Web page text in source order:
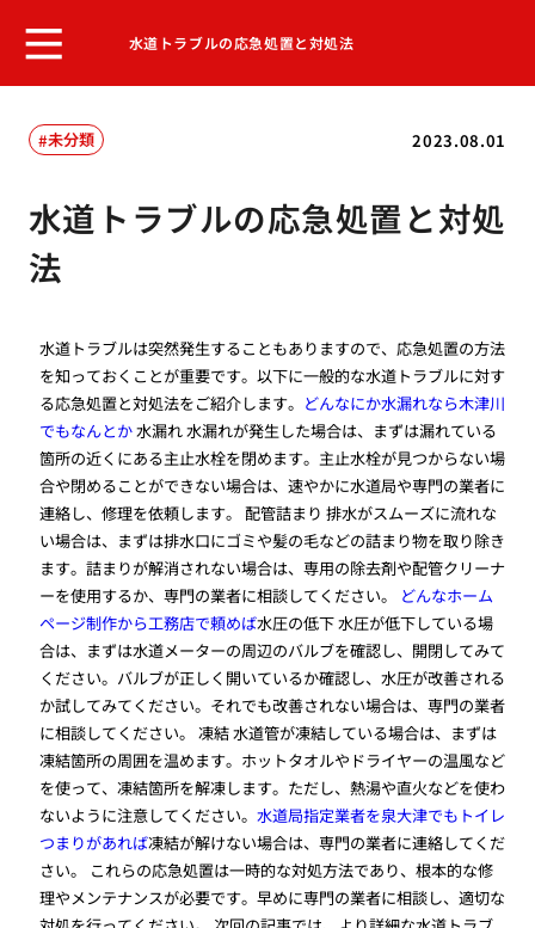
水道トラブルの応急処置と対処法
2023.08.01
未分類
水道トラブルの応急処置と対処
法
水道トラブルは突然発生することもありますので、応急処置の方法
を知っておくことが重要です。以下に一般的な水道トラブルに対す
る応急処置と対処法をご紹介します。 どんなにか水漏れなら木津川
でもなんとか水漏れ 水漏れが発生した場合は、まずは漏れている
箇所の近くにある主止水栓を閉めます。主止水栓が見つからない場
合や閉めることができない場合は、速やかに水道局や専門の業者に
連絡し、修理を依頼します。 配管詰まり 排水がスムーズに流れな
い場合は、まずは排水口にゴミや髪の毛などの詰まり物を取り除き
ます。詰まりが解消されない場合は、専用の除去剤や配管クリーナ
ーを使用するか、専門の業者に相談してください。 どんなホーム
ページ制作から工務店で頼めば水圧の低下 水圧が低下している場
合は、まずは水道メーターの周辺のバルブを確認し、開閉してみて
ください。バルブが正しく開いているか確認し、水圧が改善される
か試してみてください。それでも改善されない場合は、専門の業者
に相談してください。 凍結 水道管が凍結している場合は、まずは
凍結箇所の周囲を温めます。ホットタオルやドライヤーの温風など
を使って、凍結箇所を解凍します。ただし、熱湯や直火などを使わ
ないように注意してください。水道局指定業者を泉大津でもトイレ
つまりがあれば凍結が解けない場合は、専門の業者に連絡してくだ
さい。 これらの応急処置は一時的な対処方法であり、根本的な修
理やメンテナンスが必要です。早めに専門の業者に相談し、適切な